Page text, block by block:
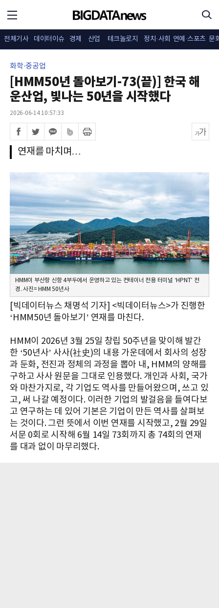
전체기사 데이터이슈 경제 산업 테크놀로지 정치·사회 연예·스포츠 문
화학·중공업
[HMM50년 돌아보기-73(끝)] 한국 해
운산업, 빛나는 50년을 시작했다
2026-06-14 10:57:33
연재를 마치며…
HMM이 부산항 신항 4부두에서 운영하고 있는 컨테이너 전용 터미널 ‘HPNT’ 전
경. 사진= HMM 50년사
[빅데이터뉴스 채명석 기자] <빅데이터뉴스>가 진행한
‘HMM50년 돌아보기’ 연재를 마친다.
HMM이 2026년 3월 25일 창립 50주년을 맞이해 발간
한 ‘50년사’ 사사(社史)의 내용 가운데에서 회사의 성장
과 둔화, 전진과 정체의 과정을 뽑아 내, HMM의 양해를
구하고 사사 원문을 그대로 인용했다. 개인과 사회, 국가
와 마찬가지로, 각 기업도 역사를 만들어왔으며, 쓰고 있
고, 써 나갈 예정이다. 이러한 기업의 발걸음을 들여다보
고 연구하는 데 있어 기본은 기업이 만든 역사를 살펴보
는 것이다. 그런 뜻에서 이번 연재를 시작했고, 2월 29일
서문 0회로 시작해 6월 14일 73회까지 총 74회의 연재
를 대과 없이 마무리했다.